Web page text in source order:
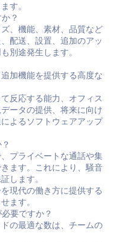
す。
？
、機能、素材、品質など
配送、設置、追加のアッ
別途発生します。
加機能を提供する高度な
反応する能力、オフィス
ータの提供、将来に向け
よるソフトウェアアップ
プライベートな通話や集
ます。これにより、騒音
します。
現代の働き方に提供する
ます。
要ですか？
の最適な数は、チームの